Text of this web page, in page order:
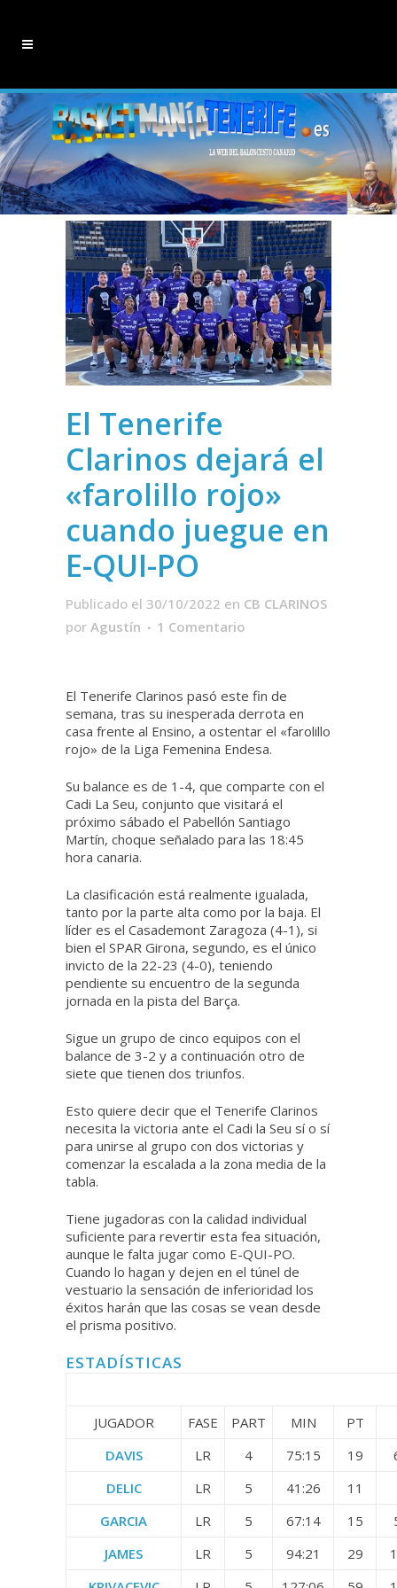
El Tenerife
Clarinos dejará el
«farolillo rojo»
cuando juegue en
E-QUI-PO
Publicado el 30/10/2022 en CB CLARINOS
por Agustín 1 Comentario
El Tenerife Clarinos pasó este fin de
semana, tras su inesperada derrota en
casa frente al Ensino, a ostentar el «farolillo
rojo» de la Liga Femenina Endesa.
Su balance es de 1-4, que comparte con el
Cadi La Seu, conjunto que visitará el
próximo sábado el Pabellón Santiago
Martín, choque señalado para las 18:45
hora canaria.
La clasificación está realmente igualada,
tanto por la parte alta como por la baja. El
líder es el Casademont Zaragoza (4-1), si
bien el SPAR Girona, segundo, es el único
invicto de la 22-23 (4-0), teniendo
pendiente su encuentro de la segunda
jornada en la pista del Barça.
Sigue un grupo de cinco equipos con el
balance de 3-2 y a continuación otro de
siete que tienen dos triunfos.
Esto quiere decir que el Tenerife Clarinos
necesita la victoria ante el Cadi la Seu sí o sí
para unirse al grupo con dos victorias y
comenzar la escalada a la zona media de la
tabla.
Tiene jugadoras con la calidad individual
suficiente para revertir esta fea situación,
aunque le falta jugar como E-QUI-PO.
Cuando lo hagan y dejen en el túnel de
vestuario la sensación de inferioridad los
éxitos harán que las cosas se vean desde
el prisma positivo.
ESTADÍSTICAS
JUGADOR FASE PART MIN
PT
DAVIS
LR 4 75:15 19
DELIC
LR 5 41:26
11
GARCIA
LR 5 67:14 15
JAMES
LR 5 94:21 29